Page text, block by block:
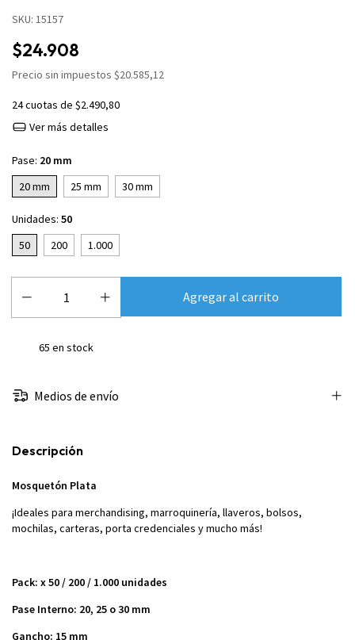
SKU: 15157
$24.908
Precio sin impuestos $20.585,12
24cuotas de $2.490,80
Ver más detalles
Pase: 20 mm
20 mm
25 mm 30 mm
Unidades: 50
50
200 1.000
65 en stock
Medios de envío
Descripción
Mosquetón Plata
¡Ideales para merchandising, marroquinería, llaveros, bolsos,
mochilas, carteras, porta credenciales y mucho más!
Pack: x 50 / 200 / 1.000 unidades
Pase Interno: 20, 25 o 30 mm
Gancho: 15 mm